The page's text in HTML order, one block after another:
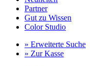
Partner
Gut zu Wissen
Color Studio
» Erweiterte Suche
» Zur Kasse